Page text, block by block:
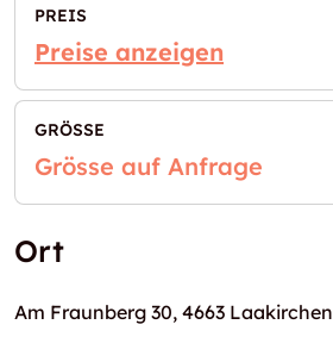
PREIS
Preise anzeigen
GRÖSSE
Grösse auf Anfrage
Ort
Am Fraunberg 30, 4663 Laakirchen